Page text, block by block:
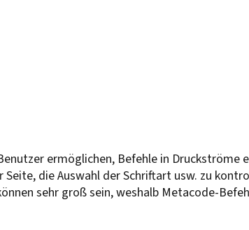
ermöglichen, Befehle in Druckströme
die Auswahl der Schriftart usw. zu
sehr groß sein, weshalb Metacode-